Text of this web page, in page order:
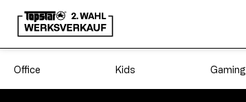
Office Kids Gaming